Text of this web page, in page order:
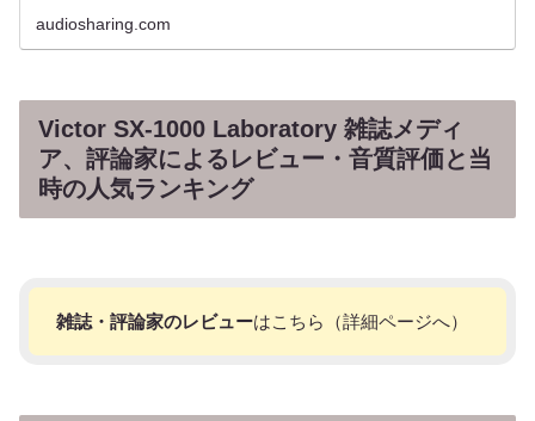
audiosharing.com
Victor SX-1000 Laboratory 雑誌メディ
ア、評論家によるレビュー・音質評価と当
時の人気ランキング
雑誌・評論家のレビューはこちら（詳細ページへ）